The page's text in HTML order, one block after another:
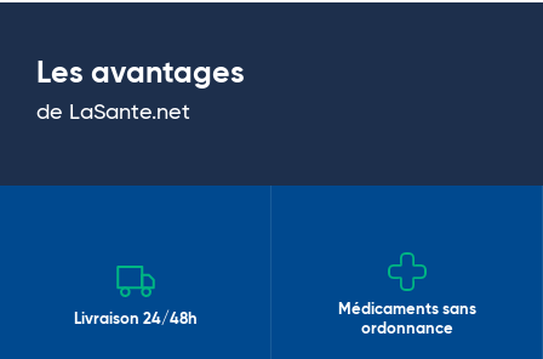
Les avantages
de LaSante.net
Livraison 24/48h
Médicaments sans
ordonnance